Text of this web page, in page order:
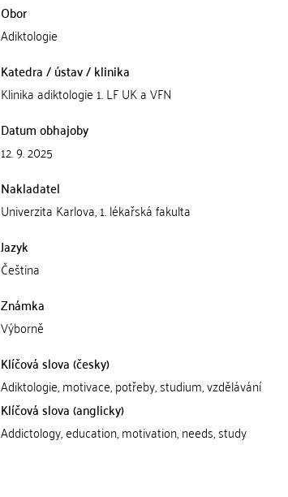
Obor
Adiktologie
Katedra / ústav / klinika
Klinika adiktologie 1. LF UK a VFN
Datum obhajoby
12. 9. 2025
Nakladatel
Univerzita Karlova, 1. lékařská fakulta
Jazyk
Čeština
Známka
Výborně
Klíčová slova (česky)
Adiktologie, motivace, potřeby, studium, vzdělávání
Klíčová slova (anglicky)
Addictology, education, motivation, needs, study